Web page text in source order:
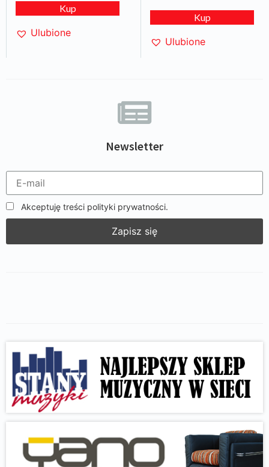
Newsletter
Akceptuję treści polityki prywatności.
Kup
Ulubione
Kup
Ulubione